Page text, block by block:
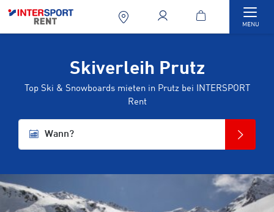
MENU
Skiverleih Prutz
Top Ski & Snowboards mieten in Prutz bei INTERSPORT
Rent
Wann?